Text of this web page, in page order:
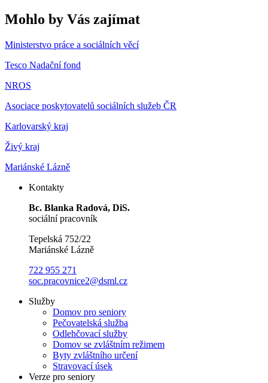
Mohlo by Vás zajímat
Ministerstvo práce a sociálních věcí
Tesco Nadační fond
NROS
Asociace poskytovatelů sociálních služeb ČR
Karlovarský kraj
Živý kraj
Mariánské Lázně
Kontakty
Bc. Blanka Radová, DiS.
sociální pracovník
Tepelská 752/22
Mariánské Lázně
722 955 271
soc.pracovnice2@dsml.cz
Služby
Domov pro seniory
Pečovatelská služba
Odlehčovací služby
Domov se zvláštním režimem
Byty zvláštního určení
Stravovací úsek
Verze pro seniory